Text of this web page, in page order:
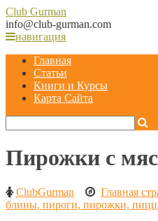
Club Gurman
info@club-gurman.com
навигация
Главная
Статьи
Книги и Курсы
Карта Сайта
Пирожки с
ClubGurman Главная
блины, пироги, пирожки,